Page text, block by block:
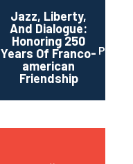
Jazz, Liberty,
And Dialogue:
Honoring 250
Years Of Franco-
american
Friendship
Paris